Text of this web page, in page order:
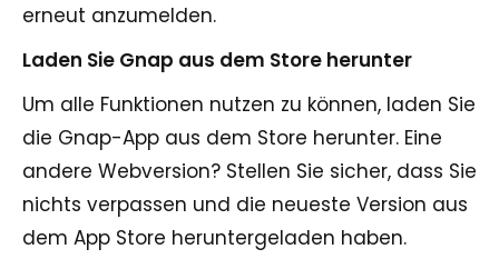
erneut anzumelden.
Laden Sie Gnap aus dem Store herunter
Um alle Funktionen nutzen zu können, laden Sie
die Gnap-App aus dem Store herunter. Eine
andere Webversion? Stellen Sie sicher, dass Sie
nichts verpassen und die neueste Version aus
dem App Store heruntergeladen haben.